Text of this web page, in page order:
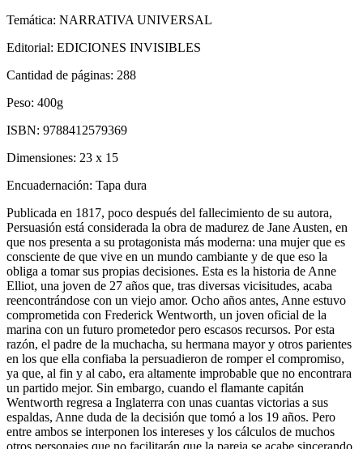
Temática: NARRATIVA UNIVERSAL
Editorial: EDICIONES INVISIBLES
Cantidad de páginas: 288
Peso: 400g
ISBN: 9788412579369
Dimensiones: 23 x 15
Encuadernación: Tapa dura
Publicada en 1817, poco después del fallecimiento de su autora,
Persuasión está considerada la obra de madurez de Jane Austen, en
que nos presenta a su protagonista más moderna: una mujer que es
consciente de que vive en un mundo cambiante y de que eso la
obliga a tomar sus propias decisiones. Esta es la historia de Anne
Elliot, una joven de 27 años que, tras diversas vicisitudes, acaba
reencontrándose con un viejo amor. Ocho años antes, Anne estuvo
comprometida con Frederick Wentworth, un joven oficial de la
marina con un futuro prometedor pero escasos recursos. Por esta
razón, el padre de la muchacha, su hermana mayor y otros parientes
en los que ella confiaba la persuadieron de romper el compromiso,
ya que, al fin y al cabo, era altamente improbable que no encontrara
un partido mejor. Sin embargo, cuando el flamante capitán
Wentworth regresa a Inglaterra con unas cuantas victorias a sus
espaldas, Anne duda de la decisión que tomó a los 19 años. Pero
entre ambos se interponen los intereses y los cálculos de muchos
otros personajes que no facilitarán que la pareja se acabe sincerando.